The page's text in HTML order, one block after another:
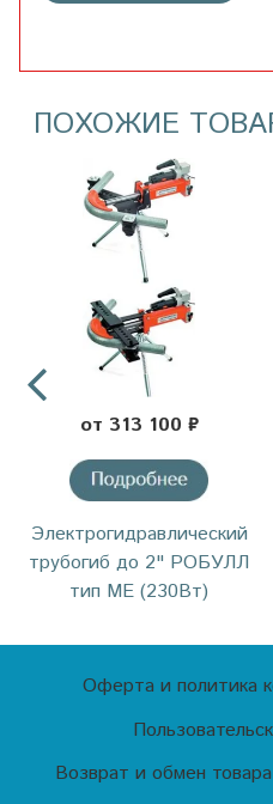
ПОХОЖИЕ
от 313 100 ₽
Электрогидравлический
трубогиб до 2" РОБУЛЛ
тип МЕ (230Вт)
Оферта и политика
Возврат и обмен